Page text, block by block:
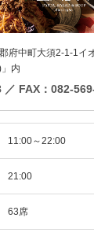
府中町大須2-1-1イ
内
FAX：082-
11:00～22:00
21:00
63席